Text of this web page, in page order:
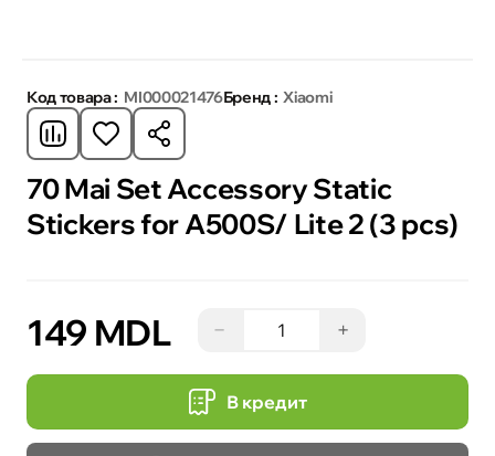
Код товара : MI000021476Бренд : Xiaomi
70 Mai Set Accessory Static
Stickers for A500S/ Lite 2 (3 pcs)
149 MDL − +
В кредит